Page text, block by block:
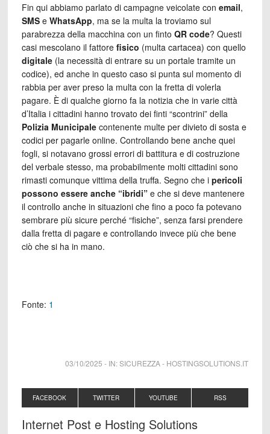
Fin qui abbiamo parlato di campagne veicolate con email,
SMSe WhatsApp, ma se la multa la troviamo sul
parabrezza della macchina con un finto QR code? Questi
casi mescolano il fattore fisico (multa cartacea) con quello
digitale(la necessità di entrare su un portale tramite un
codice), ed anche in questo caso si punta sul momento di
rabbia per aver preso la multa con la fretta di volerla
pagare. È di qualche giorno fa la notizia che in varie città
d’Italia i cittadini hanno trovato dei finti “scontrini” della
Polizia Municipalecontenente multe per divieto di sosta e
codici per pagarle online. Controllando bene anche quei
fogli, si notavano grossi errori di battitura e di costruzione
del verbale stesso, ma probabilmente molti cittadini sono
rimasti comunque vittima della truffa. Segno che i pericoli
possono essere anche “ibridi”e che si deve mantenere
il controllo anche in situazioni che fino a poco fa potevano
sembrare più sicure perché “fisiche”, senza farsi prendere
dalla fretta di pagare e controllando invece più che bene
ciò che si ha in mano.
Fonte: 1
03/10/2025 - IN:SICUREZZA- HOSTINGSOLUTIONS.IT
FACEBOOK TWITTER YOUTUBE RSS
Internet Post e Hosting Solutions